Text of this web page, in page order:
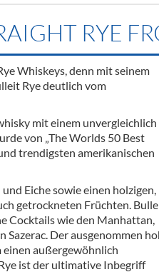
Getränke
& Küchenartikel
& Desinfektion
RYE
Whiskeys, denn mit seinem
Rye deutlich vom
mit einem unvergleichlich
von „The Worlds 50 Best
trendigsten amerikanischen
Eiche sowie einen holzigen,
getrockneten Früchten.
Cocktails wie den Manhattan,
Sazerac. Der ausgenommen
einen außergewöhnlich
ist der ultimative Inbegriff